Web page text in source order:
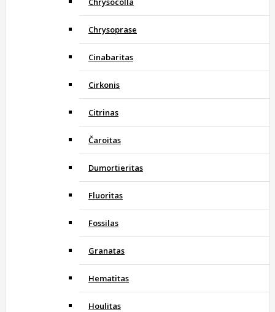
Chrysoprase
Cinabaritas
Cirkonis
Citrinas
Čaroitas
Dumortieritas
Fluoritas
Fossilas
Granatas
Hematitas
Houlitas